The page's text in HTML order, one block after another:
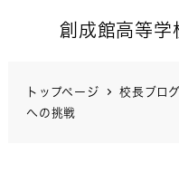
創成館高等学
トップページ 校長ブログ
への挑戦